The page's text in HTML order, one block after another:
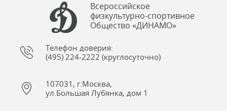
Всероссийское
физкультурно-спортивное
Общество «ДИНАМО»
Телефон доверия:
(495) 224-2222 (круглосуточно)
107031, г.Москва,
ул.Большая Лубянка, дом 1